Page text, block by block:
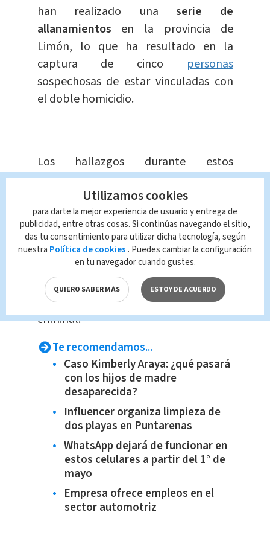
han realizado una serie de
allanamientos en la provincia de
Limón, lo que ha resultado en la
captura de cinco personas
sospechosas de estar vinculadas con
el doble homicidio.
Los hallazgos durante estos
allanamientos han sido reveladores,
decomiso de armas de fuego,
municiones y una cantidad
considerable de drogas. Estos
elementos son clave para la
investigación en curso y podrían
arrojar luz sobre la complejidad y la
peligrosidad de esta organización
criminal.
Te recomendamos...
Caso Kimberly Araya: ¿qué pasará
con los hijos de madre
desaparecida?
Influencer organiza limpieza de
dos playas en Puntarenas
WhatsApp dejará de funcionar en
estos celulares a partir del 1° de
mayo
Empresa ofrece empleos en el
sector automotriz
Utilizamos cookies
para darte la mejor experiencia de usuario y entrega de
publicidad, entre otras cosas. Si continúas navegando el sitio,
das tu consentimiento para utilizar dicha tecnología, según
nuestra Política de cookies . Puedes cambiar la configuración
en tu navegador cuando gustes.
QUIERO SABER MÁS ESTOY DE ACUERDO